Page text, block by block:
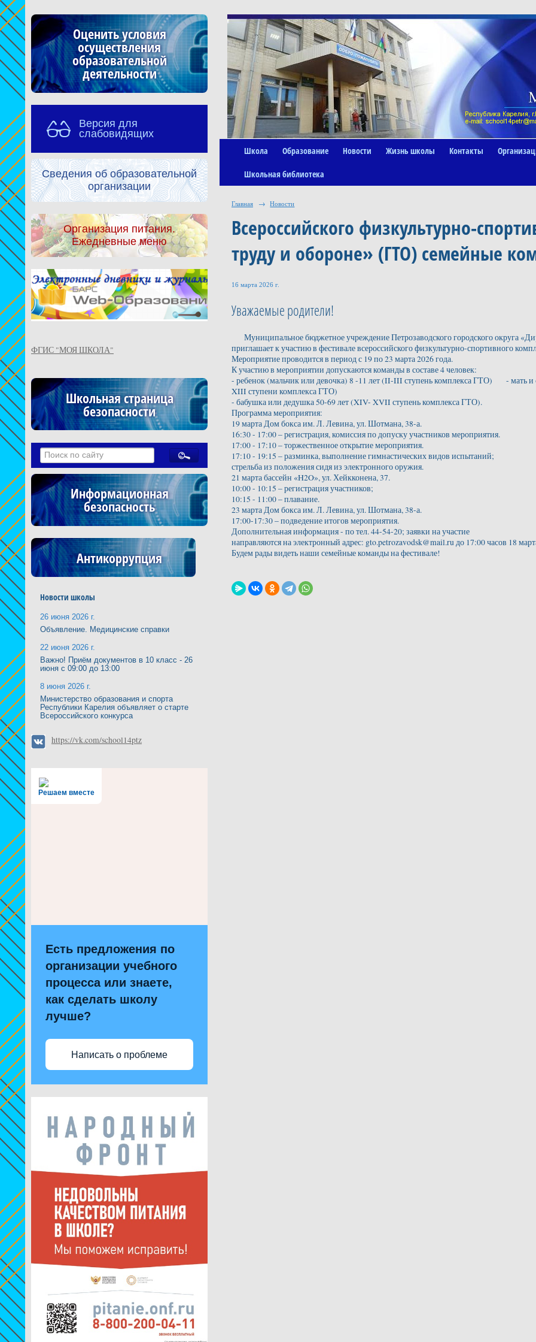
Оценить условия
осуществления
образовательной
деятельности
Версия для
слабовидящих
Сведения об образовательной
организации
Организация питания.
Ежедневные меню
ФГИС "МОЯ ШКОЛА"
Школьная страница
безопасности
Информационная
безопасность
Антикоррупция
Новости школы
26 июня 2026 г.
Объявление. Медицинские справки
22 июня 2026 г.
Важно! Приём документов в 10 класс - 26
июня с 09:00 до 13:00
8 июня 2026 г.
Министерство образования и спорта
Республики Карелия объявляет о старте
Всероссийского конкурса
https://vk.com/school14ptz
Решаем вместе
Есть предложения по
организации учебного
процесса или знаете,
как сделать школу
лучше?
Написать о проблеме
Школа Образование Новости Жизнь школы Контакты
Школьная библиотека
Главная → Новости
Всероссийского физкультурно-
труду и обороне» (ГТО) семейные
16 марта 2026 г.
Уважаемые родители!
Муниципальное бюджетное учреждение Петрозаводского городского округа
приглашает к участию в фестивале всероссийского физкультурно-спортивного
Мероприятие проводится в период с 19 по 23 марта 2026 года.
К участию в мероприятии допускаются команды в составе 4 человек:
- ребенок (мальчик или девочка) 8 -11 лет (II-III ступень комплекса ГТО) - мать и
XIII ступени комплекса ГТО)
- бабушка или дедушка 50-69 лет (XIV- XVII ступень комплекса ГТО).
Программа мероприятия:
19 марта Дом бокса им. Л. Левина, ул. Шотмана, 38-а.
16:30 - 17:00 – регистрация, комиссия по допуску участников мероприятия.
17:00 - 17:10 – торжественное открытие мероприятия.
17:10 - 19:15 – разминка, выполнение гимнастических видов испытаний;
стрельба из положения сидя из электронного оружия.
21 марта бассейн «H2O», ул. Хейкконена, 37.
10:00 - 10:15 – регистрация участников;
10:15 - 11:00 – плавание.
23 марта Дом бокса им. Л. Левина, ул. Шотмана, 38-а.
17:00-17:30 – подведение итогов мероприятия.
Дополнительная информация - по тел. 44-54-20; заявки на участие
направляются на электронный адрес: gto.petrozavodsk@mail.ru до 17:00 часов 18
Будем рады видеть наши семейные команды на фестивале!